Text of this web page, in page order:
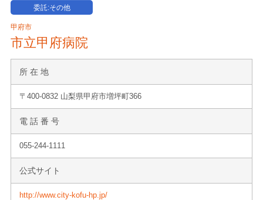
委託:その他
甲府市
市立甲府病院
所 在 地
〒400-0832 山梨県甲府市増坪町366
電 話 番 号
055-244-1111
公式サイト
http://www.city-kofu-hp.jp/